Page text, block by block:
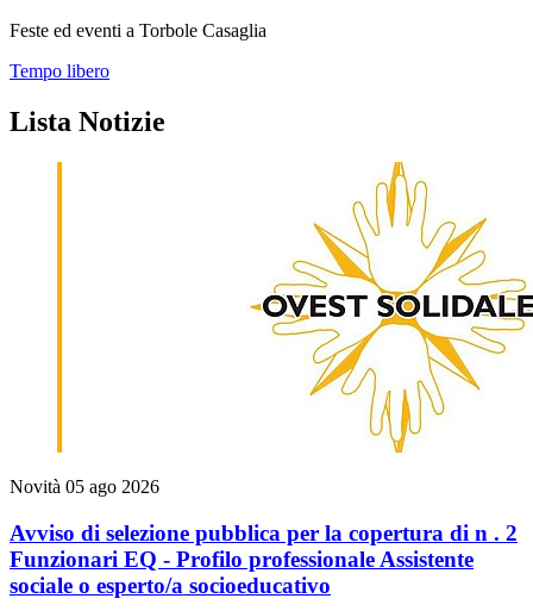
Feste ed eventi a Torbole Casaglia
Tempo libero
Lista Notizie
Novità 05 ago 2026
Avviso di selezione pubblica per la copertura di n . 2
Funzionari EQ - Profilo professionale Assistente
sociale o esperto/a socioeducativo